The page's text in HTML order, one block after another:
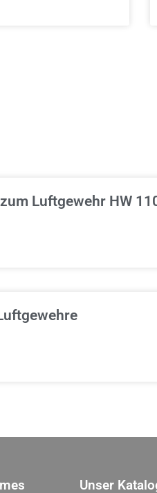
Luftgewehr HW
Unser